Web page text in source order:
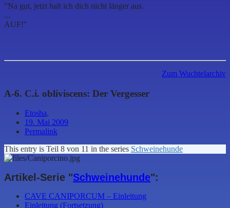
"Na gut, jetzt halt ich dich nicht länger aus.
...
AUF!"
Zum Wuchtelarchiv
A-6. C.i. obliviscens: Der Vergesser
Etosha,
19. Mai 2009
Permalink
This entry is Teil 8 von 11 in the series Schweinehunde
Artikel-Serie "Schweinehunde":
CAVE CANIPORCUM – Einleitung
Einleitung (Fortsetzung)